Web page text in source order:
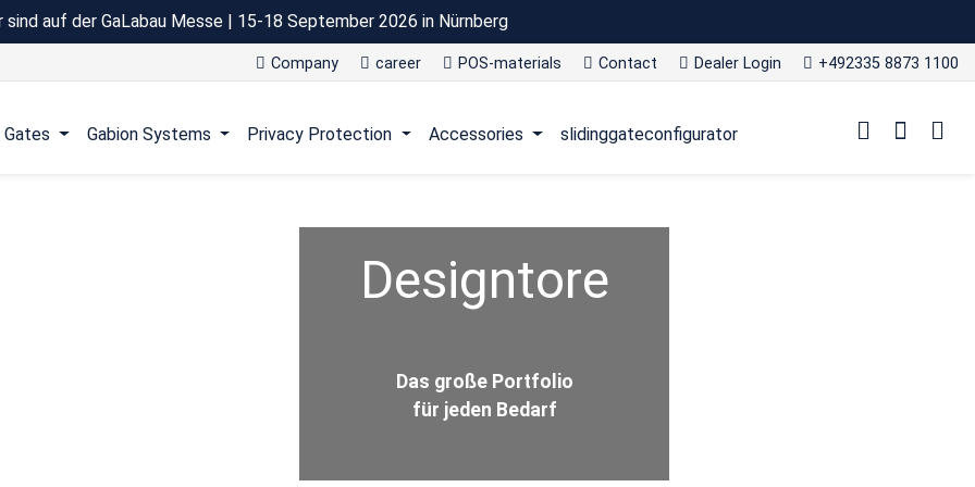
sind auf der GaLabau Messe | 15-18 September 2026 in Nürnberg
Company career POS-materials Contact Dealer Login +492335 8873 1100
Gates Gabion Systems Privacy Protection Accessories slidinggateconfigurator
Designtore
Das große Portfolio
für jeden Bedarf